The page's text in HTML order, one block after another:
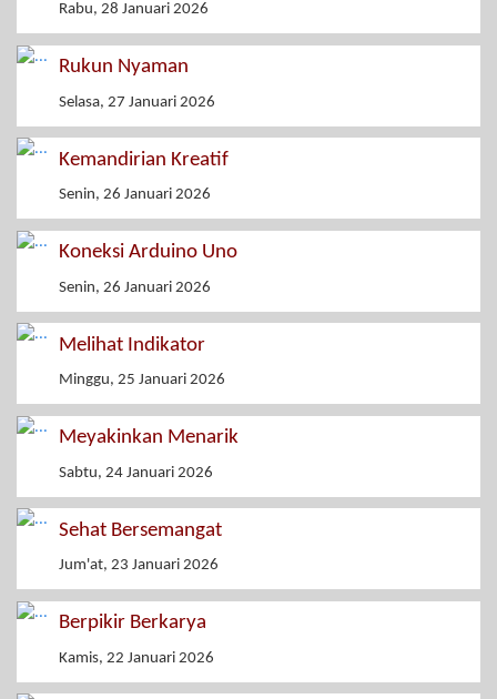
Rabu, 28 Januari 2026
Rukun Nyaman
Selasa, 27 Januari 2026
Kemandirian Kreatif
Senin, 26 Januari 2026
Koneksi Arduino Uno
Senin, 26 Januari 2026
Melihat Indikator
Minggu, 25 Januari 2026
Meyakinkan Menarik
Sabtu, 24 Januari 2026
Sehat Bersemangat
Jum'at, 23 Januari 2026
Berpikir Berkarya
Kamis, 22 Januari 2026